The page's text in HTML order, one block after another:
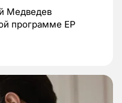
Медведев
программе ЕР